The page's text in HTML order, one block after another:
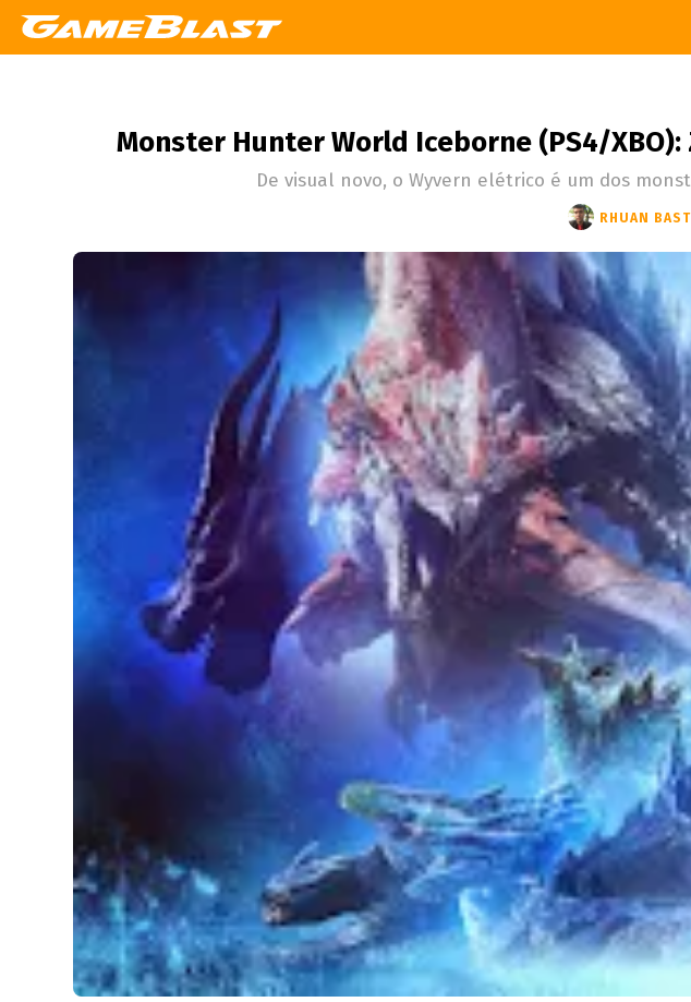
Monster Hunter World Iceborne (PS4/
De visual novo, o Wyvern elétrico é um dos